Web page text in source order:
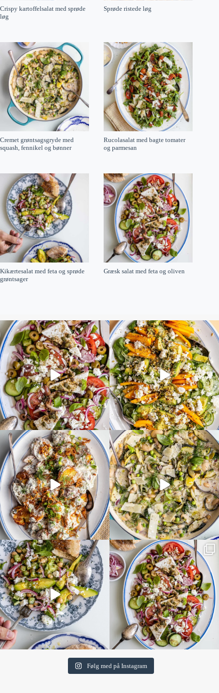
Crispy kartoffelsalat med sprøde
løg
Sprøde ristede løg
Cremet grøntsagsgryde med
squash, fennikel og bønner
Rucolasalat med bagte tomater
og parmesan
Kikærtesalat med feta og sprøde
grøntsager
Græsk salat med feta og oliven
Følg med på Instagram